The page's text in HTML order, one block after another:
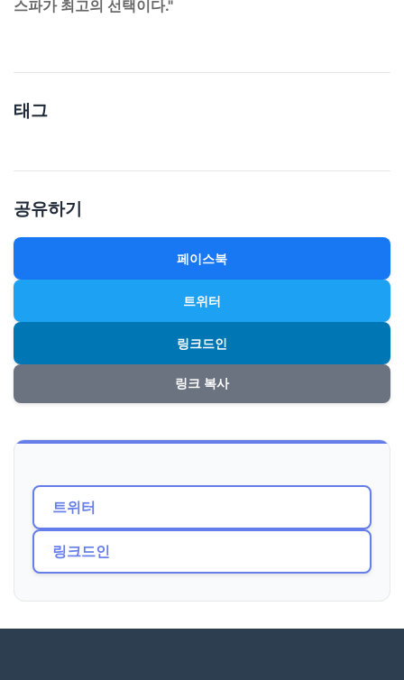
스파가 최고의 선택이다."
태그
공유하기
페이스북
트위터
링크드인
링크 복사
트위터
링크드인